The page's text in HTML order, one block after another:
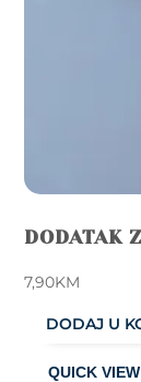
DODATAK
7,90KM
DODAJ U